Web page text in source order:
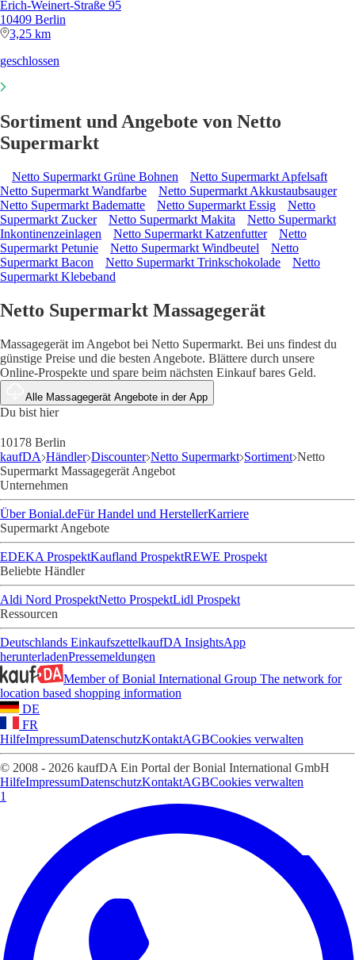
Erich-Weinert-Straße 95
10409 Berlin
3,25 km
geschlossen
Sortiment und Angebote von Netto
Supermarkt
Netto Supermarkt Grüne Bohnen
Netto Supermarkt Apfelsaft
Netto Supermarkt Wandfarbe
Netto Supermarkt Akkustaubsauger
Netto Supermarkt Badematte
Netto Supermarkt Essig
Netto
Supermarkt Zucker
Netto Supermarkt Makita
Netto Supermarkt
Inkontinenzeinlagen
Netto Supermarkt Katzenfutter
Netto
Supermarkt Petunie
Netto Supermarkt Windbeutel
Netto
Supermarkt Bacon
Netto Supermarkt Trinkschokolade
Netto
Supermarkt Klebeband
Netto Supermarkt Massagegerät
Massagegerät im Angebot bei Netto Supermarkt. Bei uns findest du
günstige Preise und die besten Angebote. Blättere durch unsere
Online-Prospekte und spare beim nächsten Einkauf bares Geld.
Alle Massagegerät Angebote in der App
Du bist hier
10178 Berlin
kaufDA Händler Discounter Netto Supermarkt Sortiment Netto
Supermarkt Massagegerät Angebot
Unternehmen
Über Bonial.deFür Handel und HerstellerKarriere
Supermarkt Angebote
EDEKA ProspektKaufland ProspektREWE Prospekt
Beliebte Händler
Aldi Nord ProspektNetto ProspektLidl Prospekt
Ressourcen
Deutschlands EinkaufszettelkaufDA InsightsApp
herunterladenPressemeldungen
Member of Bonial International Group The network for
location based shopping information
DE
FR
HilfeImpressumDatenschutzKontaktAGBCookies verwalten
© 2008 - 2026 kaufDA Ein Portal der Bonial International GmbH
HilfeImpressumDatenschutzKontaktAGBCookies verwalten
1